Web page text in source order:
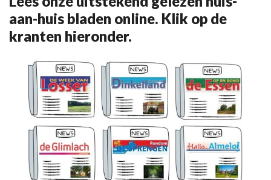
aan-huis bladen online. Klik op de
kranten hieronder.